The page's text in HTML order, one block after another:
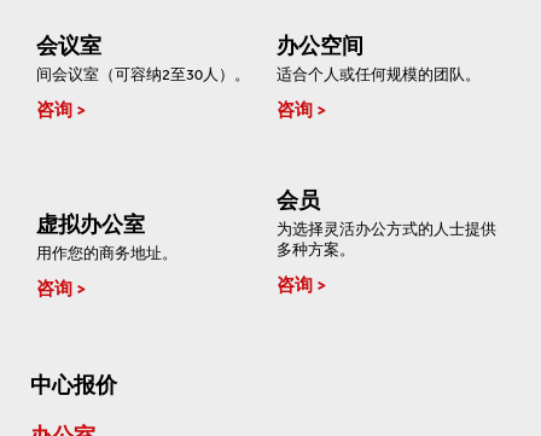
会议室
间会议室（可容纳2至30人）。
咨询
办公空间
适合个人或任何规模的团队。
咨询
虚拟办公室
用作您的商务地址。
咨询
会员
为选择灵活办公方式的人士提供
多种方案。
咨询
中心报价